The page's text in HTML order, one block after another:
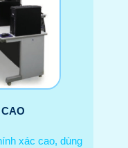
xác cao, dùng